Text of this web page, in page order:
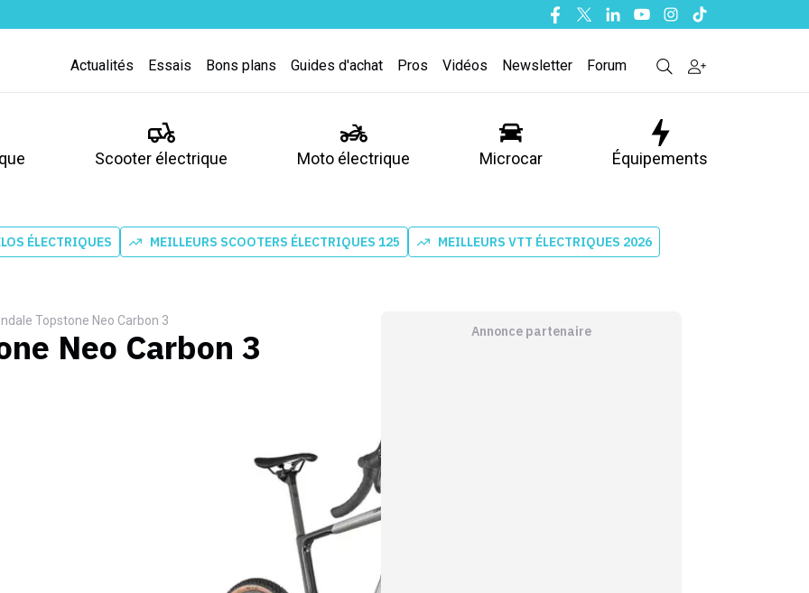
Facebook
TwitterLinkedinYoutubeInstagram
Tiktok
Actualités Essais Bons plans Guides d'achat Pros Vidéos Newsletter Forum
Scooter électrique Moto électrique Microcar Équipements
ÉLECTRIQUES MEILLEURS SCOOTERS ÉLECTRIQUES 125 MEILLEURS VTT ÉLECTRIQUES 2026
Topstone Neo Carbon 3
Neo Carbon 3 Annonce partenaire